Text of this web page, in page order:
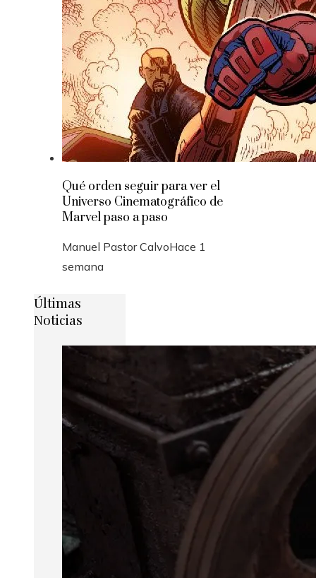
Qué orden seguir para ver el
Universo Cinematográfico de
Marvel paso a paso
Manuel Pastor CalvoHace 1
semana
Últimas
Noticias